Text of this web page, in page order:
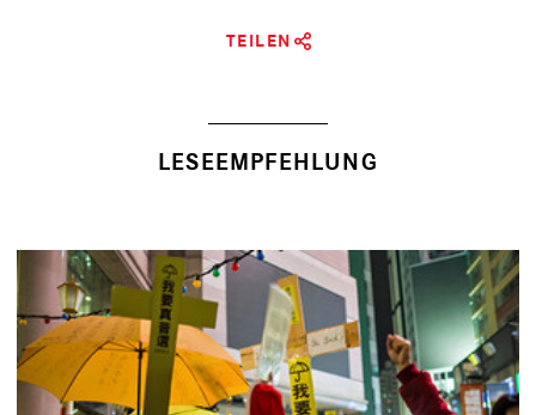
TEILEN
LESEEMPFEHLUNG